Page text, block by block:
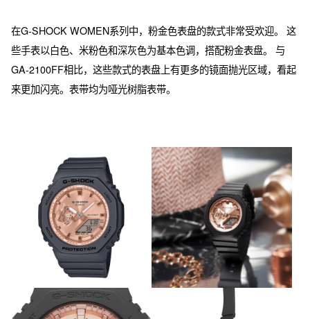
在G-SHOCK WOMEN系列中，粉金色表盘的款式非常受欢迎。 这
些手表以白色、米粉色和深灰色为基本色调，搭配粉金表盘。 与
GA-2100FF相比，这些款式的表盘上有更多的镜面抛光区域，看起
来更加闪亮。表带均为哑光树脂表带。